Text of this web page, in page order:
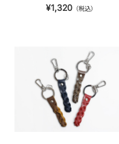
¥1,320 （税込）